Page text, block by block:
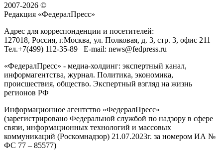
2007-2026 ©
Редакция «ФедералПресс»
Адрес для корреспонденции и посетителей:
127018, Россия, г.Москва, ул. Полковая, д. 3, стр. 3, офис 211
Тел.+7(499) 112-35-89 E-mail: news@fedpress.ru
«ФедералПресс» - медиа-холдинг: экспертный канал,
информагентства, журнал. Политика, экономика,
происшествия, общество. Экспертный взгляд на жизнь
регионов РФ
Информационное агентство «ФедералПресс»
(зарегистрировано Федеральной службой по надзору в сфере
связи, информационных технологий и массовых
коммуникаций (Роскомнадзор) 21.07.2023г. за номером ИА №
ФС 77 – 85577)